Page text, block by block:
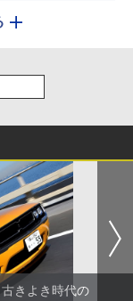
きよき時代の